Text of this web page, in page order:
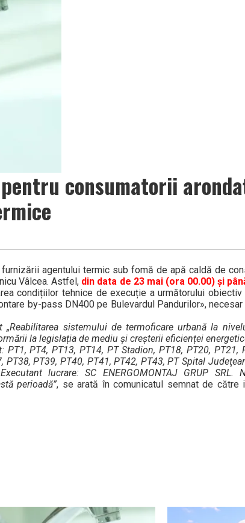
pentru consumatorii
furnizării agentului termic sub fomă de apă caldă de
Vâlcea. Astfel, din data de 23 mai (ora 00.00) și
condițiilor tehnice de execuție a următorului
by-pass DN400 pe Bulevardul Pandurilor»,
sistemului de termoficare urbană la
la legislația de mediu și creșterii eficienței
PT4, PT13, PT14, PT Stadion, PT18, PT20, PT21,
PT38, PT39, PT40, PT41, PT42, PT43, PT Spital
lucrare: SC ENERGOMONTAJ GRUP SRL.
perioadă”, se arată în comunicatul semnat de către